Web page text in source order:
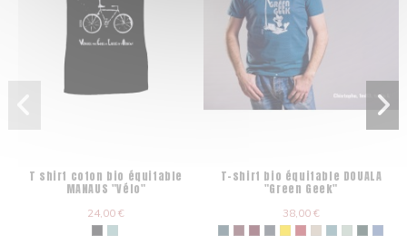
T shirt coton bio équitable
MANAUS "Vélo"
24,00 €
T-shirt bio équitable DOUALA
"Green Geek"
38,00 €